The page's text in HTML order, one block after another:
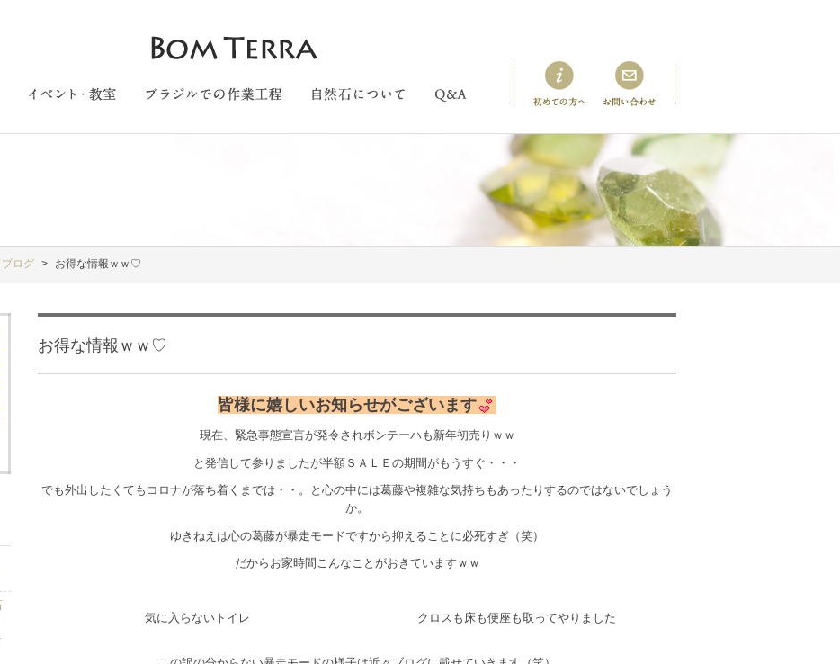
ログ お得な情報ｗｗ♡
お得な情報ｗｗ♡
皆様に嬉しいお知らせがございます
現在、緊急事態宣言が発令されボンテーハも新年初売りｗｗ
と発信して参りましたが半額ＳＡＬＥの期間がもうすぐ・・・
でも外出したくてもコロナが落ち着くまでは・・。と心の中には葛藤や複雑な気持ちもあったりするのではないでしょう
か。
ゆきねえは心の葛藤が暴走モードですから抑えることに必死すぎ（笑）
だからお家時間こんなことがおきていますｗｗ
気に入らないトイレ クロスも床も便座も取ってやりました